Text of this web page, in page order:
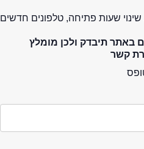
שינוי שעות פתיחה, טלפונים חדשים
באתר תיבדק ולכן מומלץ
קשר